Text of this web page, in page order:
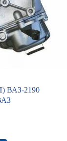
ВАЗ-2190